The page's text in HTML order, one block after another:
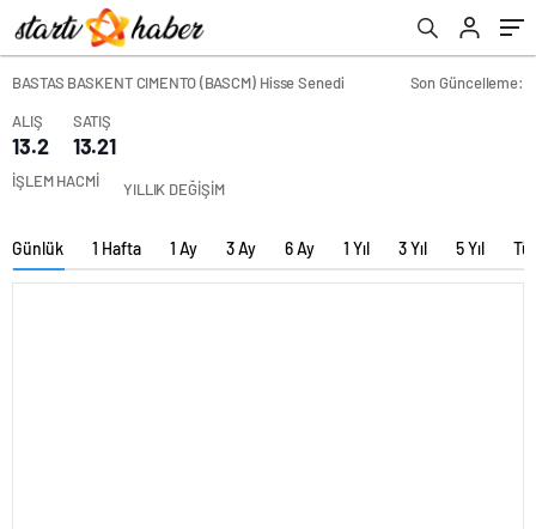
BASTAS BASKENT CIMENTO (BASCM) Hisse Senedi
Son Güncelleme:
ALIŞ
13.2
SATIŞ
13.21
İŞLEM HACMİ YILLIK DEĞİŞİM
Günlük 1 Hafta 1 Ay 3 Ay 6 Ay 1 Yıl 3 Yıl 5 Yıl